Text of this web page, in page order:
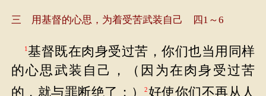
三 用基督的心思，为着受苦武装自己 四1～6
1 基督既在肉身受过苦，你们也当用同样
的心思武装自己，（因为在肉身受过苦
的，就与罪断绝了；）2好使你们不再从人